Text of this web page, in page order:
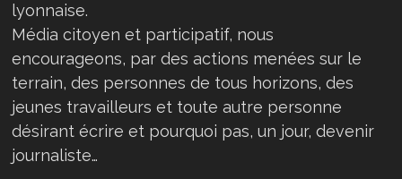
lyonnaise.
Média citoyen et participatif, nous
encourageons, par des actions menées sur le
terrain, des personnes de tous horizons, des
jeunes travailleurs et toute autre personne
désirant écrire et pourquoi pas, un jour, devenir
journaliste…